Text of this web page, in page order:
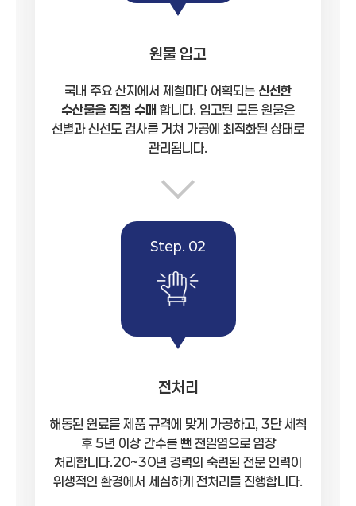
원물 입고
국내 주요 산지에서 제철마다 어획되는 신선한
수산물을 직접 수매 합니다. 입고된 모든 원물은
선별과 신선도 검사를 거쳐 가공에 최적화된 상태로
관리됩니다.
Step. 02
전처리
해동된 원료를 제품 규격에 맞게 가공하고, 3단 세척
후 5년 이상 간수를 뺀 천일염으로 염장
처리합니다.20~30년 경력의 숙련된 전문 인력이
위생적인 환경에서 세심하게 전처리를 진행합니다.